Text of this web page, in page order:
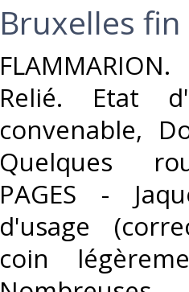
‎Bruxelles
Relié. Etat
convenable,
Quelques
PAGES -
d'usage
coin